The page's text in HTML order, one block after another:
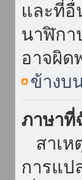
และที่อื่
นาฬิกา
อาจผิด
ข้างบ
ภาษาที่
สาเห
การแป